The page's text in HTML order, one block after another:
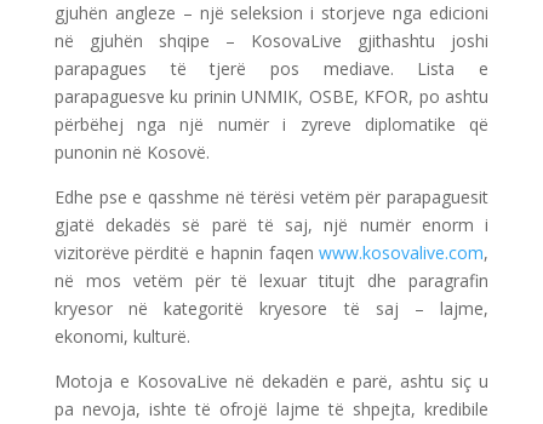
gjuhën angleze – një seleksion i storjeve nga edicioni
në gjuhën shqipe – KosovaLive gjithashtu joshi
parapagues të tjerë pos mediave. Lista e
parapaguesve ku prinin UNMIK, OSBE, KFOR, po ashtu
përbëhej nga një numër i zyreve diplomatike që
punonin në Kosovë.
Edhe pse e qasshme në tërësi vetëm për parapaguesit
gjatë dekadës së parë të saj, një numër enorm i
vizitorëve përditë e hapnin faqen www.kosovalive.com,
në mos vetëm për të lexuar titujt dhe paragrafin
kryesor në kategoritë kryesore të saj – lajme,
ekonomi, kulturë.
Motoja e KosovaLive në dekadën e parë, ashtu siç u
pa nevoja, ishte të ofrojë lajme të shpejta, kredibile